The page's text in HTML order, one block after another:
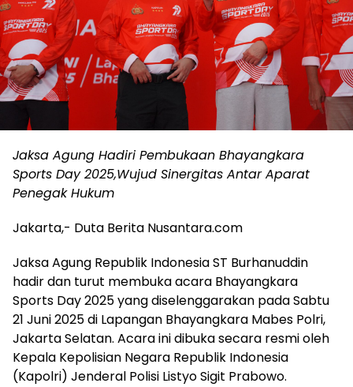
Jaksa Agung Hadiri Pembukaan Bhayangkara
Sports Day 2025,Wujud Sinergitas Antar Aparat
Penegak Hukum
Jakarta,- Duta Berita Nusantara.com
Jaksa Agung Republik Indonesia ST Burhanuddin
hadir dan turut membuka acara Bhayangkara
Sports Day 2025 yang diselenggarakan pada Sabtu
21 Juni 2025 di Lapangan Bhayangkara Mabes Polri,
Jakarta Selatan. Acara ini dibuka secara resmi oleh
Kepala Kepolisian Negara Republik Indonesia
(Kapolri) Jenderal Polisi Listyo Sigit Prabowo.